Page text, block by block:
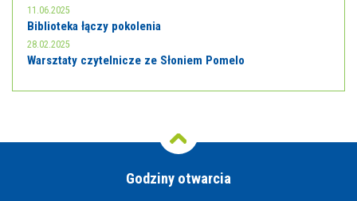
11.06.2025
Biblioteka łączy pokolenia
28.02.2025
Warsztaty czytelnicze ze Słoniem Pomelo
Godziny otwarcia